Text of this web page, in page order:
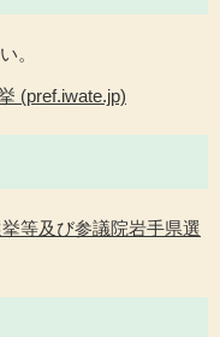
。
(pref.iwate.jp)
等及び参議院岩手県選